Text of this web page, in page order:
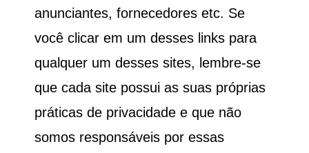
anunciantes, fornecedores etc. Se
você clicar em um desses links para
qualquer um desses sites, lembre-se
que cada site possui as suas próprias
práticas de privacidade e que não
somos responsáveis por essas